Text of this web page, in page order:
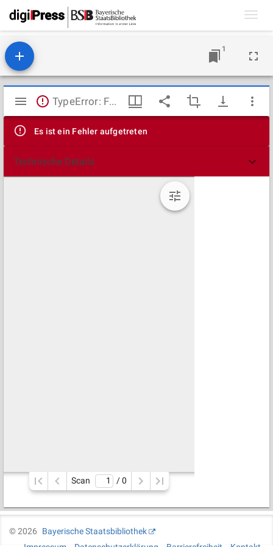
1
Mirador
Viewer
TypeError: Failed to fetch
Es ist ein Fehler aufgetreten
Technische Details
Scan / 0
©2026
Bayerische Staatsbibliothek